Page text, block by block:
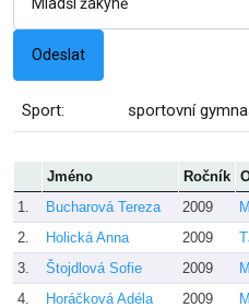
Sport: sportovní
Jméno Ročník
1.
Bucharová Tereza 2009
2.
Holická Anna 2009
3.
Štojdlová Sofie 2009
4.
Horáčková Adéla 2009